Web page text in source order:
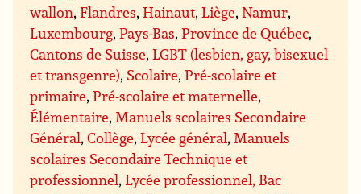
wallon,Flandres,Hainaut,Liège,Namur,
Luxembourg,Pays-Bas,Province de Québec,
Cantons de Suisse,LGBT (lesbien, gay, bisexuel
et transgenre), Scolaire,Pré-scolaire et
primaire,Pré-scolaire et maternelle,
Élémentaire, Manuels scolaires Secondaire
Général,Collège,Lycée général, Manuels
scolaires Secondaire Technique et
professionnel,Lycée professionnel, Bac